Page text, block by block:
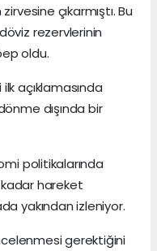
çıkarmıştı. Bu
rezervlerinin
oldu.
açıklamasında
dışında bir
politikalarında
kadar hareket
yakından izleniyor.
gerektiğini